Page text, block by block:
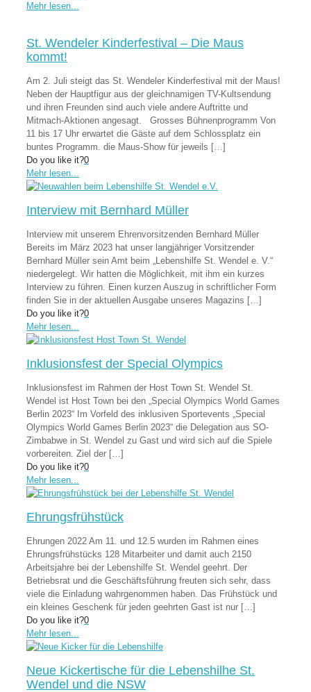
Mehr lesen...
St. Wendeler Kinderfestival – Die Maus
kommt!
Am 2. Juli steigt das St. Wendeler Kinderfestival mit der Maus!
Neben der Hauptfigur aus der gleichnamigen TV-Kultsendung
und ihren Freunden sind auch viele andere Auftritte und
Mitmach-Aktionen angesagt. Grosses Bühnenprogramm Von
11 bis 17 Uhr erwartet die Gäste auf dem Schlossplatz ein
buntes Programm. die Maus-Show für jeweils […]
Do you like it?0
Mehr lesen...
Interview mit Bernhard Müller
Interview mit unserem Ehrenvorsitzenden Bernhard Müller
Bereits im März 2023 hat unser langjähriger Vorsitzender
Bernhard Müller sein Amt beim „Lebenshilfe St. Wendel e. V.“
niedergelegt. Wir hatten die Möglichkeit, mit ihm ein kurzes
Interview zu führen. Einen kurzen Auszug in schriftlicher Form
finden Sie in der aktuellen Ausgabe unseres Magazins […]
Do you like it?0
Mehr lesen...
Inklusionsfest der Special Olympics
Inklusionsfest im Rahmen der Host Town St. Wendel St.
Wendel ist Host Town bei den „Special Olympics World Games
Berlin 2023“ Im Vorfeld des inklusiven Sportevents „Special
Olympics World Games Berlin 2023“ die Delegation aus SO-
Zimbabwe in St. Wendel zu Gast und wird sich auf die Spiele
vorbereiten. Ziel der […]
Do you like it?0
Mehr lesen...
Ehrungsfrühstück
Ehrungen 2022 Am 11. und 12.5 wurden im Rahmen eines
Ehrungsfrühstücks 128 Mitarbeiter und damit auch 2150
Arbeitsjahre bei der Lebenshilfe St. Wendel geehrt. Der
Betriebsrat und die Geschäftsführung freuten sich sehr, dass
viele die Einladung wahrgenommen haben. Das Frühstück und
ein kleines Geschenk für jeden geehrten Gast ist nur […]
Do you like it?0
Mehr lesen...
Neue Kickertische für die Lebenshilhe St.
Wendel und die NSW